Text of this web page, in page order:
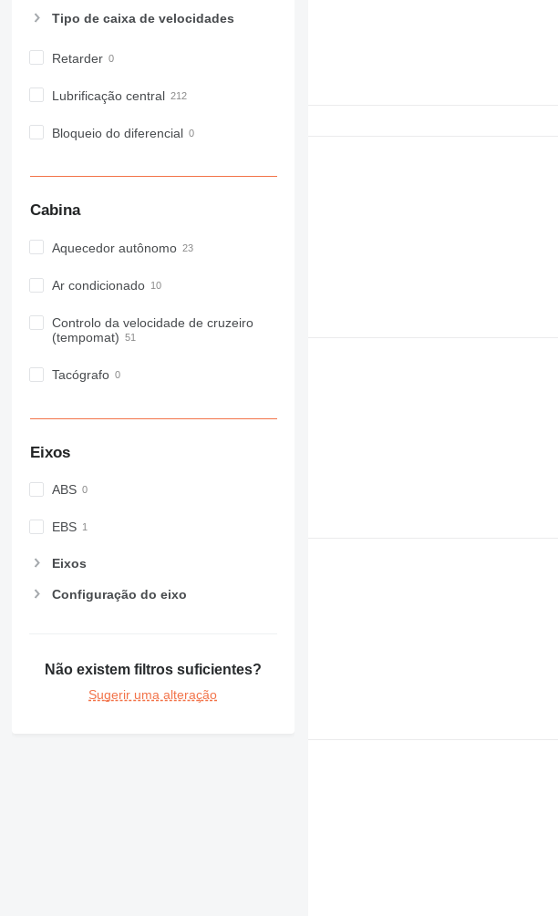
Tipo de caixa de velocidades
Retarder
Lubrificação central
Bloqueio do diferencial
Cabina
Aquecedor autônomo
Ar condicionado
Controlo da velocidade de cruzeiro
(tempomat)
Tacógrafo
Eixos
ABS
EBS
Eixos
Configuração do eixo
Não existem filtros suficientes?
Sugerir uma alteração